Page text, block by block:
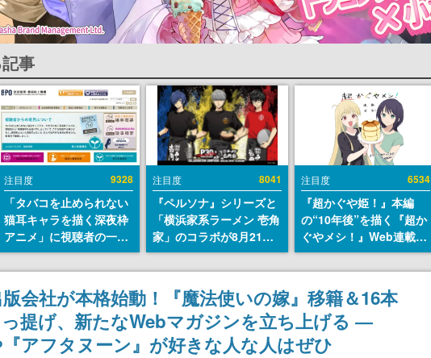
事
注目度 9328
「タバコを止められない
猫耳キャラを描く深夜枠
アニメ」に視聴者の一部
から批判意見。違法薬物
の使用と思しき描写も含
めて、BPOが議論を交わ
す
注目度 8041
『ペルソナ』シリーズと
「横浜家系ラーメン 壱角
家」のコラボが8月21日
から開催。”はがくれ”風
とんこつラーメンや、お
いしく食べられるカレー
ラーメンがラインナップ
注目度 6534
『超かぐや姫！』本編
の“10年後”を描く『超か
ぐやメシ！』Web連載決
定。新たなWebマンガレ
ーベル「ビビビコミッ
ク」にて特別話が掲載ス
タート、あのお話には…
まだ続きがある！
会社が本格始動！『魔法使いの嫁』移籍＆16本
提げ、新たなWebマガジンを立ち上げる ―
『アフタヌーン』が好きな人な人はぜひ